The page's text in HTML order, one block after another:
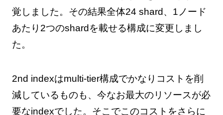
覚しました。その結果全体24 shard、1ノード
あたり2つのshardを載せる構成に変更しまし
た。
2nd indexはmulti-tier構成でかなりコストを削
減しているものも、今なお最大のリソースが必
要なindexでした。そこでこのコストをさらに